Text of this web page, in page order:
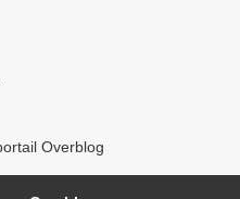
Overblog